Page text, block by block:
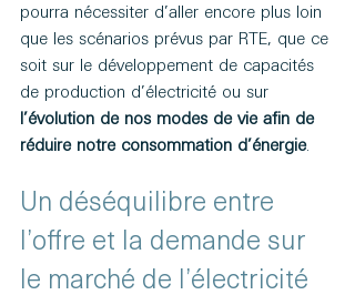
pourra nécessiter d’aller encore plus loin
que les scénarios prévus par RTE, que ce
soit sur le développement de capacités
de production d’électricité ou sur
l’évolution de nos modes de vie afin de
réduire notre consommation d’énergie.
Un déséquilibre entre
l’offre et la demande sur
le marché de l’électricité